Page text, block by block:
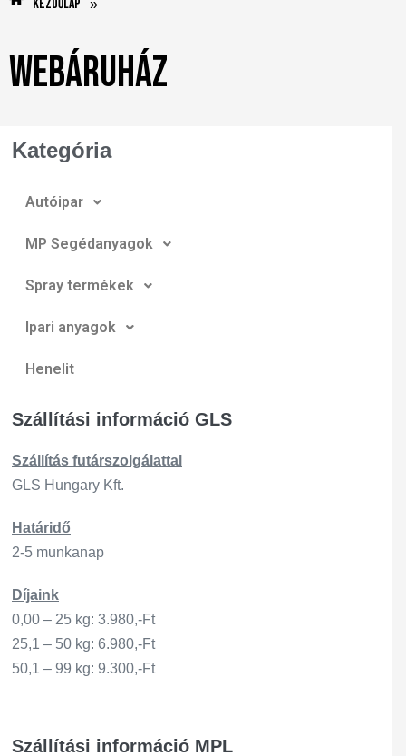
Kezdőlap »
Webáruház
Kategória
Autóipar
MP Segédanyagok
Spray termékek
Ipari anyagok
Henelit
Szállítási információ GLS
Szállítás futárszo lgálattal
GLS Hungary Kft.
Határidő
2-5 munkanap
Díjaink
0,00 – 25 kg: 3.980,-Ft
25,1 – 50 kg: 6.980,-Ft
50,1 – 99 kg: 9.300,-Ft
Szállítási információ MPL